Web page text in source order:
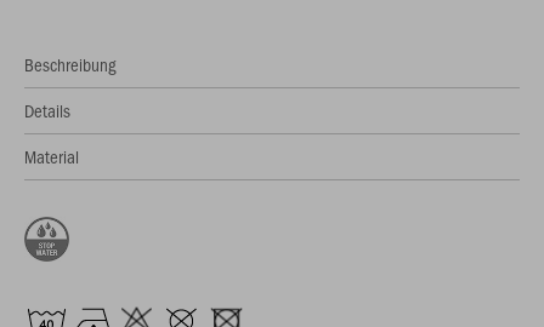
Beschreibung
Details
Material